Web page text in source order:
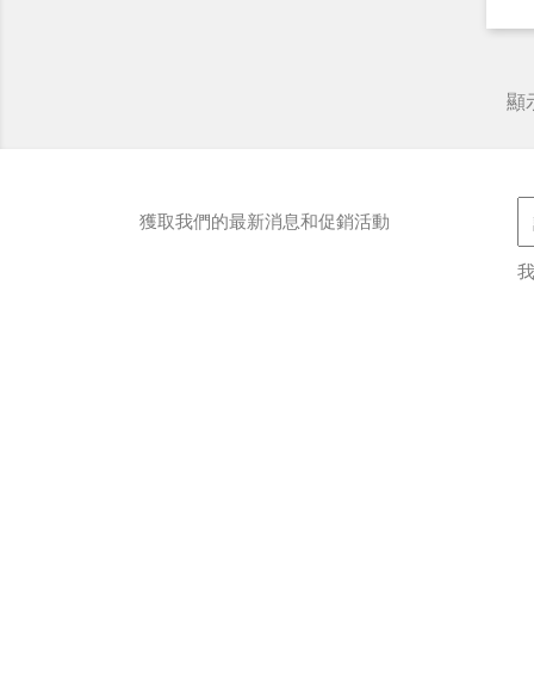
顯
獲取我們的最新消息和促銷活動